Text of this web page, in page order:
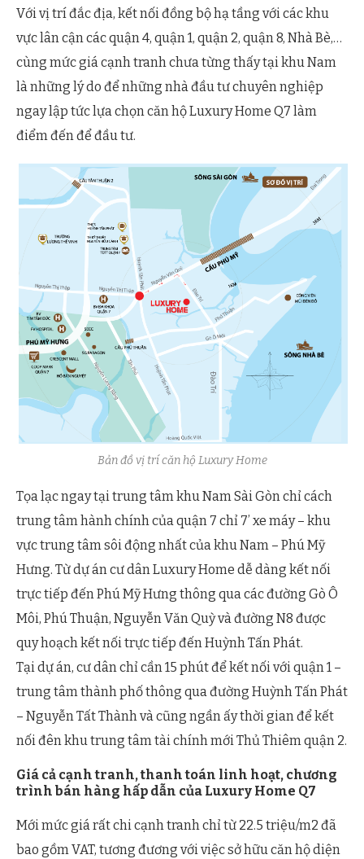
Với vị trí đắc địa, kết nối đồng bộ hạ tầng với các khu
vực lân cận các quận 4, quận 1, quận 2, quận 8, Nhà Bè,…
cùng mức giá cạnh tranh chưa từng thấy tại khu Nam
là những lý do để những nhà đầu tư chuyên nghiệp
ngay lập tức lựa chọn căn hộ Luxury Home Q7 làm
điểm đến để đầu tư.
Bản đồ vị trí căn hộ Luxury Home
Tọa lạc ngay tại trung tâm khu Nam Sài Gòn chỉ cách
trung tâm hành chính của quận 7 chỉ 7’ xe máy – khu
vực trung tâm sôi động nhất của khu Nam – Phú Mỹ
Hưng. Từ dự án cư dân Luxury Home dễ dàng kết nối
trực tiếp đến Phú Mỹ Hưng thông qua các đường Gò Ô
Môi, Phú Thuận, Nguyễn Văn Quỳ và đường N8 được
quy hoạch kết nối trực tiếp đến Huỳnh Tấn Phát.
Tại dự án, cư dân chỉ cần 15 phút để kết nối với quận 1 –
trung tâm thành phố thông qua đường Huỳnh Tấn Phát
– Nguyễn Tất Thành và cũng ngần ấy thời gian để kết
nối đên khu trung tâm tài chính mới Thủ Thiêm quận 2.
Giá cả cạnh tranh, thanh toán linh hoạt, chương
trình bán hàng hấp dẫn của Luxury Home Q7
Mới mức giá rất chi cạnh tranh chỉ từ 22.5 triệu/m2 đã
bao gồm VAT, tương đương với việc sở hữu căn hộ diện